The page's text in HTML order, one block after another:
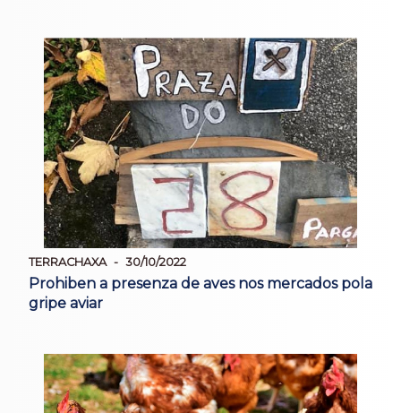
TERRACHAXA 30/10/2022
Prohiben a presenza de aves nos mercados pola
gripe aviar